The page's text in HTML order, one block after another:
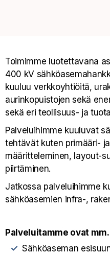
Toimimme luotettavana
400 kV
kuuluu verkkoyhtiöitä,
aurinkopuistojen sekä
sekä eri teollisuus- ja
Palveluihimme kuuluvat
tehtävät kuten primääri-
määritteleminen, layout-
piirtäminen.
Jatkossa palveluihimme
sähköasemien infra-,
Palveluitamme ovat mm.
Sähköaseman